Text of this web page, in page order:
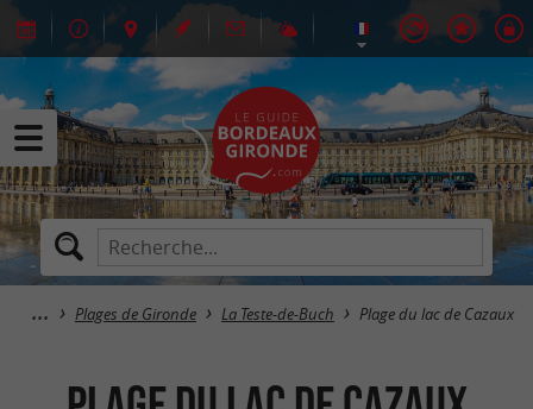
Plages de Gironde La Teste-de-Buch Plage du lac de Cazaux